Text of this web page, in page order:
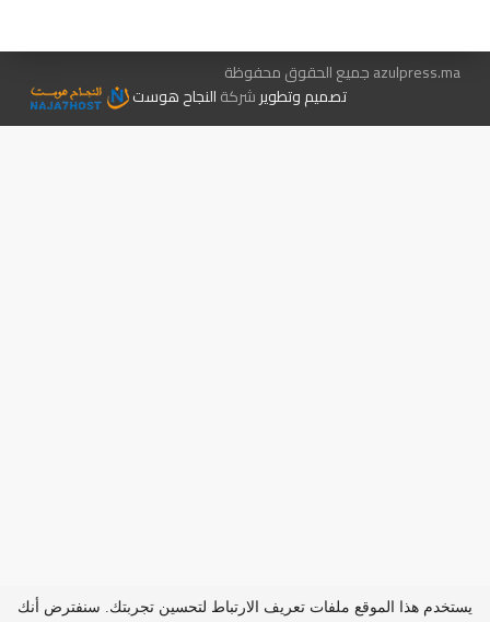
azulpress.ma جميع الحقوق محفوظة
تصميم وتطويرشركةالنجاح هوست
يستخدم هذا الموقع ملفات تعريف الارتباط لتحسين تجربتك. سنفترض أنك